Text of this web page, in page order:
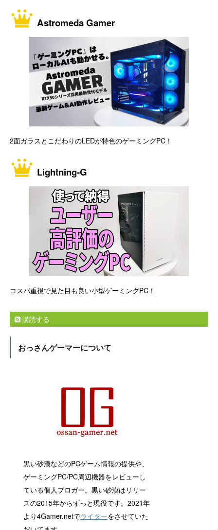
Astromeda Gamer
2面ガラスとこだわりのLEDが特色のゲーミングPC！
Lightning-G
コスパ重視で見た目も良い小型ゲーミングPC！
購読する
おっさんゲーマーについて
黒い砂漠などのPCゲーム情報の提供や、
ゲーミングPC/PC周辺機器をレビューし
ている個人ブロガー。黒い砂漠はリリー
スの2015年からずっと現役です。2021年
より4Gamer.netでライターをさせていた